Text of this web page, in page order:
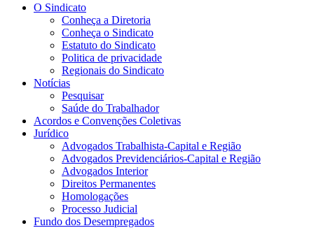
O Sindicato
Conheça a Diretoria
Conheça o Sindicato
Estatuto do Sindicato
Politica de privacidade
Regionais do Sindicato
Notícias
Pesquisar
Saúde do Trabalhador
Acordos e Convenções Coletivas
Jurídico
Advogados Trabalhista-Capital e Região
Advogados Previdenciários-Capital e Região
Advogados Interior
Direitos Permanentes
Homologações
Processo Judicial
Fundo dos Desempregados